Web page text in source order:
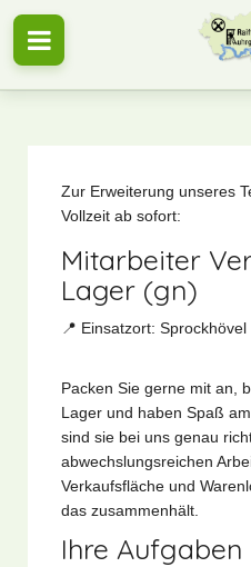
Zur Erweiterung unseres
Vollzeit ab sofort:
Mitarbeiter
Lager (gn)
📍 Einsatzort: Sprockhövel
Packen Sie gerne mit an,
Lager und haben Spaß
sind sie bei uns genau
abwechslungsreichen
Verkaufsfläche und
das zusammenhält.
Ihre Aufgaben